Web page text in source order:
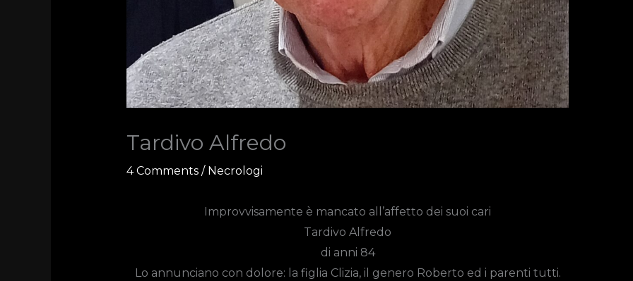
Tardivo Alfredo
4 Comments / Necrologi
Improvvisamente è mancato all’affetto dei suoi cari
Tardivo Alfredo
di anni 84
Lo annunciano con dolore: la figlia Clizia, il genero Roberto ed i parenti tutti.